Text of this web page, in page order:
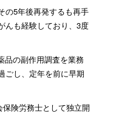
の5年後再発するも再手
んも経験しており、3度
品の副作用調査を業務
ごし、定年を前に早期
険労務士として独立開